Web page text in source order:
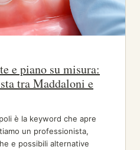
e piano su misura:
tra Maddaloni e
è la keyword che apre
un professionista,
e possibili alternative